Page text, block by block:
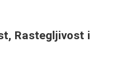
Rastegljivost i